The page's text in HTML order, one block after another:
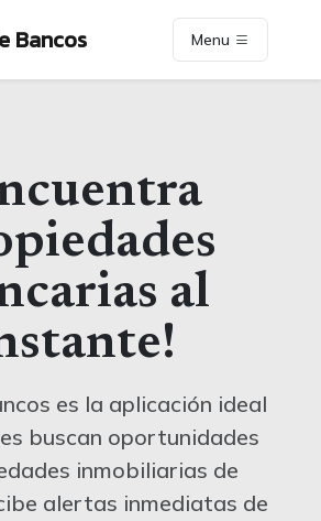
Bancos Menu
al
es la aplicación ideal
buscan oportunidades
inmobiliarias de
alertas inmediatas de